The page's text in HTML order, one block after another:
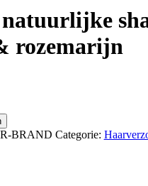
rozemarijn
BRAND Categorie: